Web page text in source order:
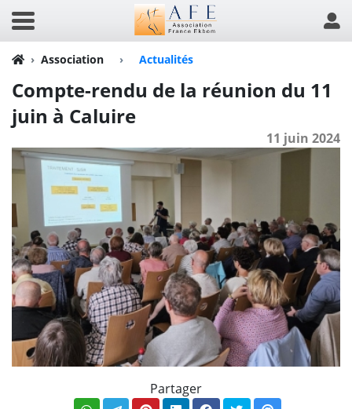
Association › Actualités
Compte-rendu de la réunion du 11
juin à Caluire
11 juin 2024
Partager